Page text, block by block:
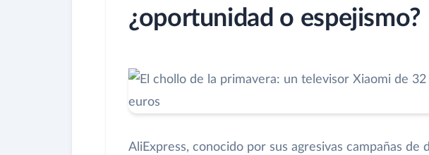
¿oportunidad o espejismo?
AliExpress, conocido por sus agresivas campañas de